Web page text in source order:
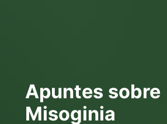
Apuntes sobre
Misoginia